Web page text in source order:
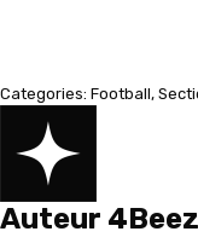
Categories: Football,
Auteur 4Beez